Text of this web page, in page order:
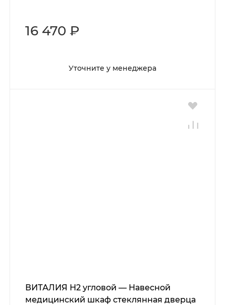
16 470 ₽
Уточните у менеджера
ВИТАЛИЯ Н2 угловой — Навесной
медицинский шкаф стеклянная дверца